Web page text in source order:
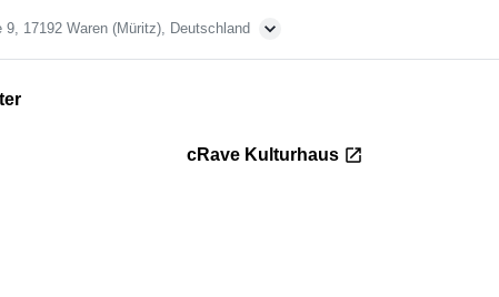
9, 17192 Waren (Müritz), Deutschland
cRave Kulturhaus